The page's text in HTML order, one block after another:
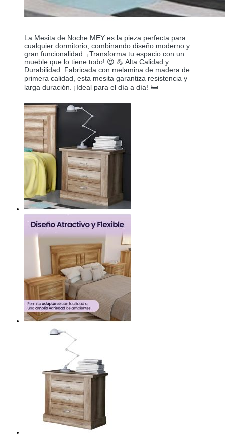
La Mesita de Noche MEY es la pieza perfecta para
cualquier dormitorio, combinando diseño moderno y
gran funcionalidad. ¡Transforma tu espacio con un
mueble que lo tiene todo! 😍 💪 Alta Calidad y
Durabilidad: Fabricada con melamina de madera de
primera calidad, esta mesita garantiza resistencia y
larga duración. ¡Ideal para el día a día! 🛏️